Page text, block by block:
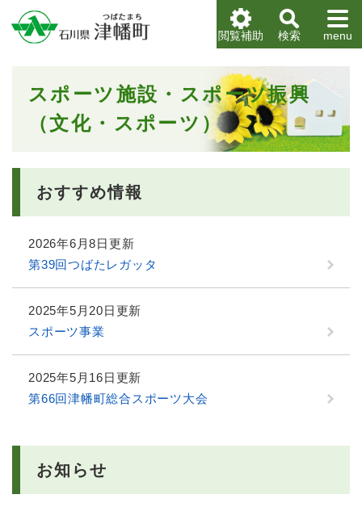
メニューを飛ばして本文へ
閲覧補助
検索 menu
スポーツ施設・スポーツ振興
（文化・スポーツ）
おすすめ情報
2026年6月8日更新
第39回つばたレガッタ
2025年5月20日更新
スポーツ事業
2025年5月16日更新
第66回津幡町総合スポーツ大会
お知らせ